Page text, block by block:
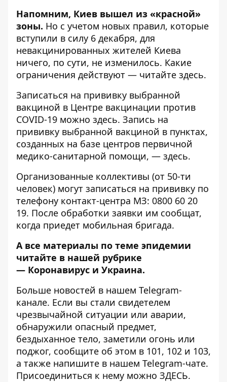
Напомним, Киев вышел из «красной»
зоны. Но с учетом новых правил, которые
вступили в силу 6 декабря, для
невакцинированных жителей Киева
ничего, по сути, не изменилось. Какие
ограничения действуют — читайте здесь.
Записаться на прививку выбранной
вакциной в Центре вакцинации против
COVID-19 можно здесь. Запись на
прививку выбранной вакциной в пунктах,
созданных на базе центров первичной
медико-санитарной помощи, — здесь.
Организованные коллективы (от 50-ти
человек) могут записаться на прививку по
телефону контакт-центра МЗ: 0800 60 20
19. После обработки заявки им сообщат,
когда приедет мобильная бригада.
А все материалы по теме эпидемии
читайте в нашей рубрике
— Коронавирус и Украина.
Больше новостей в нашем Telegram-
канале. Если вы стали свидетелем
чрезвычайной ситуации или аварии,
обнаружили опасный предмет,
бездыханное тело, заметили огонь или
поджог, сообщите об этом в 101, 102 и 103,
а также напишите в нашем Telegram-чате.
Присоединиться к нему можно ЗДЕСЬ.